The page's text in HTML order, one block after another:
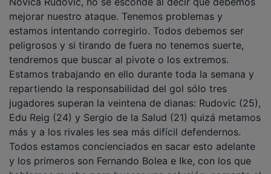
mejorar nuestro ataque. Tenemos problemas y
estamos intentando corregirlo. Todos debemos ser
peligrosos y si tirando de fuera no tenemos suerte,
tendremos que buscar al pivote o los extremos.
Estamos trabajando en ello durante toda la semana y
repartiendo la responsabilidad del gol sólo tres
jugadores superan la veintena de dianas: Rudovic (25),
Edu Reig (24) y Sergio de la Salud (21) quizá metamos
más y a los rivales les sea más difícil defendernos.
Todos estamos concienciados en sacar esto adelante
y los primeros son Fernando Bolea e Ike, con los que
hablamos mucho para buscar una solución, comenta el